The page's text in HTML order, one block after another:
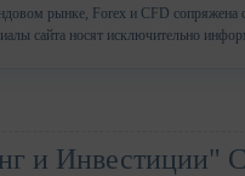
рынке, Forex и CFD сопряжена
сайта носят исключительно
и Инвестиции"